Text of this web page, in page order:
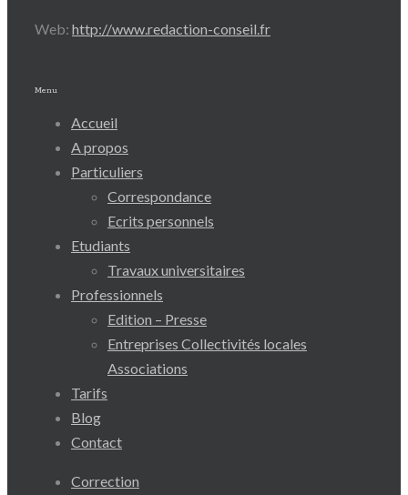
Web: http://www.redaction-conseil.fr
Menu
Accueil
A propos
Particuliers
Correspondance
Ecrits personnels
Etudiants
Travaux universitaires
Professionnels
Edition – Presse
Entreprises Collectivités locales
Associations
Tarifs
Blog
Contact
Correction